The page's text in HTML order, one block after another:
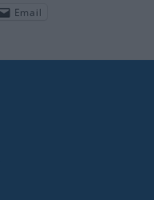
Email